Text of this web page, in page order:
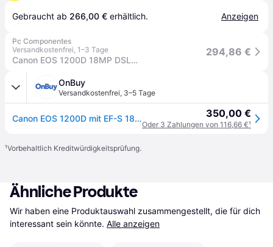
Gebraucht ab 266,00 € erhältlich. Anzeigen
Pc Componentes
Versandkostenfrei, 1–3 Tage
Canon EOS 1200D 18MP DSLR-Kamera + EF-S 18-55mm Objektiv
294,86 €
OnBuy
Versandkostenfrei, 3–5 Tage
Canon EOS 1200D mit EF-S 18-55mm f/3,5-5,6 350,00 €
Oder 3 Zahlungen von 116,66 €¹
¹Vorbehaltlich Kreditwürdigkeitsprüfung.
Ähnliche Produkte
Wir haben eine Produktauswahl zusammengestellt, die für dich
interessant sein könnte. Alle anzeigen